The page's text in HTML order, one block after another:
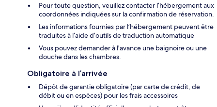
Pour toute question, veuillez contacter l’hébergement aux
coordonnées indiquées sur la confirmation de réservation.
Les informations fournies par l’hébergement peuvent être
traduites à l’aide d’outils de traduction automatique
Vous pouvez demander à l'avance une baignoire ou une
douche dans les chambres.
Obligatoire à l’arrivée
Dépôt de garantie obligatoire (par carte de crédit, de
débit ou en espèces) pour les frais accessoires